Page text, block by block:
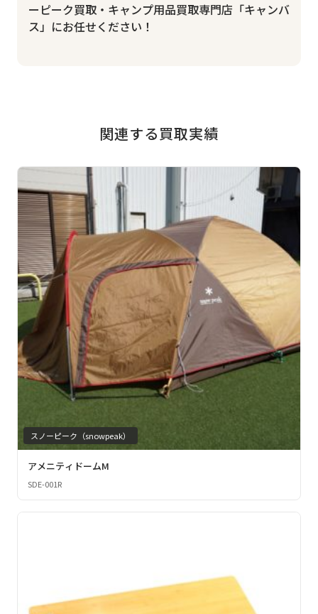
ーピーク買取・キャンプ用品買取専門店「キャンバ
ス」にお任せください！
関連する買取実績
スノーピーク（snowpeak）
アメニティドームM
SDE-001R